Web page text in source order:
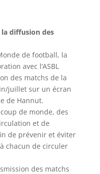
diffusion des
de football, la
avec l’ASBL
des matchs de la
juillet sur un écran
de Hannut.
de monde, des
et de
de prévenir et éviter
chacun de circuler
des matchs